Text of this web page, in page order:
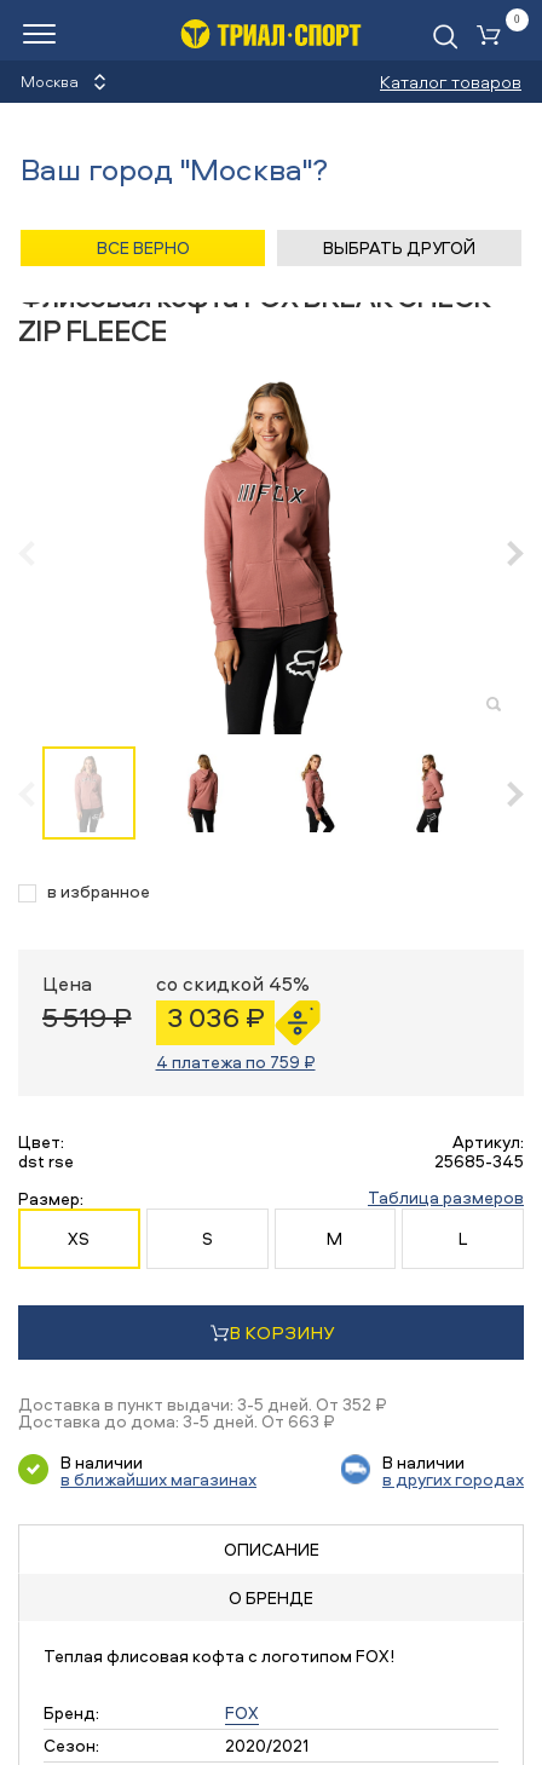
Москва Каталог товаров
0
Флисовая кофта FOX BREAK CHECK
ZIP FLEECE
в избранное
Цена
5 519 ₽
со скидкой 45%
3 036 ₽
4 платежа по 759 ₽
Цвет:
dst rse
Артикул:
25685-345
Размер:
Таблица размеров
XS
S M L
В КОРЗИНУ
Доставка в пункт выдачи: 3-5 дней. От 352 ₽
Доставка до дома: 3-5 дней. От 663 ₽
В наличии
в ближайших магазинах
В наличии
в других городах
ОПИСАНИЕ
О БРЕНДЕ
Теплая флисовая кофта с логотипом FOX!
Бренд:
FOX
Сезон:
2020/2021
Ваш город "Москва"?
ВСЕ ВЕРНО ВЫБРАТЬ ДРУГОЙ